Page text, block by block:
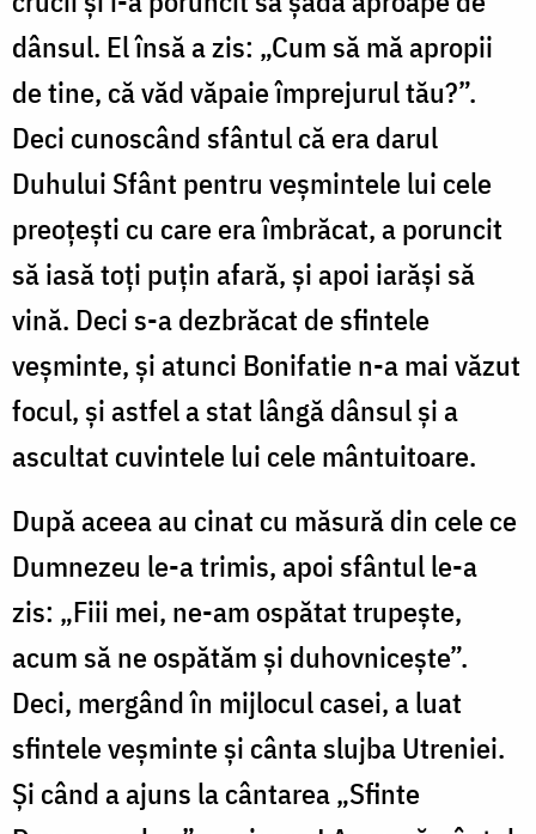
dânsul. El însă a zis: „Cum să mă apropii
de tine, că văd văpaie împrejurul tău?”.
Deci cunoscând sfântul că era darul
Duhului Sfânt pentru veșmintele lui cele
preoțești cu care era îmbrăcat, a poruncit
să iasă toți puțin afară, și apoi iarăși să
vină. Deci s-a dezbrăcat de sfintele
veșminte, și atunci Bonifatie n-a mai văzut
focul, și astfel a stat lângă dânsul și a
ascultat cuvintele lui cele mântuitoare.
După aceea au cinat cu măsură din cele ce
Dumnezeu le-a trimis, apoi sfântul le-a
zis: „Fiii mei, ne-am ospătat trupește,
acum să ne ospătăm și duhovnicește”.
Deci, mergând în mijlocul casei, a luat
sfintele veșminte și cânta slujba Utreniei.
Și când a ajuns la cântarea „Sfinte